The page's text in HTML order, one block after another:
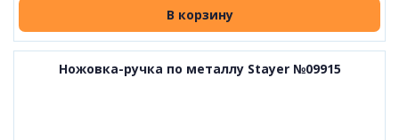
В корзину
Ножовка-ручка по металлу Stayer №09915